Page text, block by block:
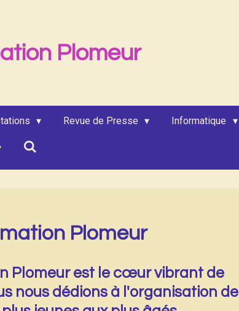
Plomeur
Revue de Presse Informatique
Plomeur
Plomeur est le cœur vibrant de
nous dédions à l'organisation de